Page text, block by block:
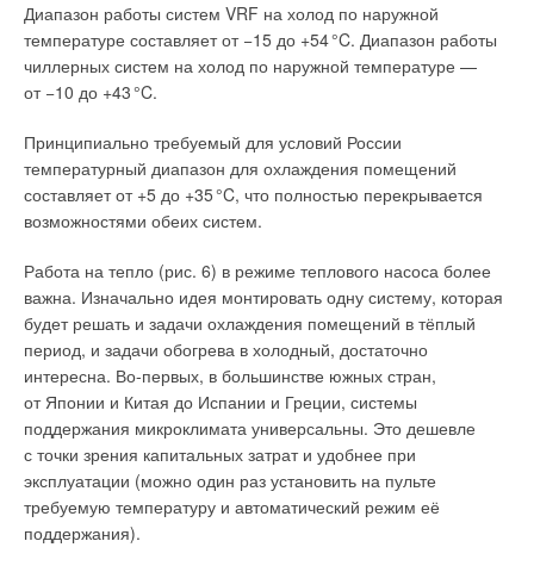
Диапазон работы систем VRF на холод по наружной
температуре составляет от −15 до +54°C. Диапазон работы
чиллерных систем на холод по наружной температуре —
от −10 до +43°C.
Принципиально требуемый для условий России
температурный диапазон для охлаждения помещений
составляет от +5 до +35°C, что полностью перекрывается
возможностями обеих систем.
Работа на тепло (рис. 6) в режиме теплового насоса более
важна. Изначально идея монтировать одну систему, которая
будет решать и задачи охлаждения помещений в тёплый
период, и задачи обогрева в холодный, достаточно
интересна. Во-первых, в большинстве южных стран,
от Японии и Китая до Испании и Греции, системы
поддержания микроклимата универсальны. Это дешевле
с точки зрения капитальных затрат и удобнее при
эксплуатации (можно один раз установить на пульте
требуемую температуру и автоматический режим её
поддержания).